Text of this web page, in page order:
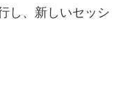
し、新しいセッシ